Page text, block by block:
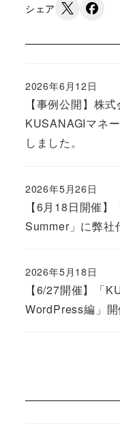
シェア
【事例公開】株
KUSANAGIマネ
しました。
Published
2026年6月12日
【6月18日開催
Summer」に弊社
Published
2026年5月26日
【6/27開催】「
WordPress編」
Published
2026年5月18日